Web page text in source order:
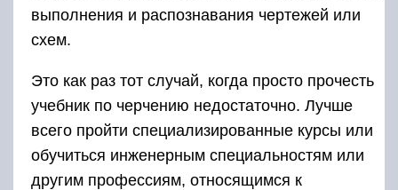
выполнения и распознавания чертежей или
схем.
Это как раз тот случай, когда просто прочесть
учебник по черчению недостаточно. Лучше
всего пройти специализированные курсы или
обучиться инженерным специальностям или
другим профессиям, относящимся к